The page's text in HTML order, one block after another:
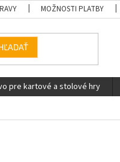
MOŽNOSTI PLATBY
pre kartové a stolové hry